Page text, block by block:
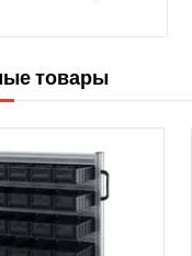
товары